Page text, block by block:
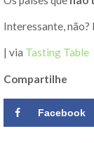
Interessante, não?
| via Tasting Table
Compartilhe
Facebook